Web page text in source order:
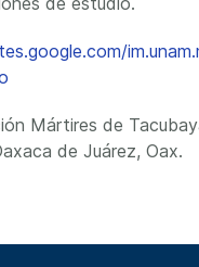
Mártires de
de Juárez, Oax.